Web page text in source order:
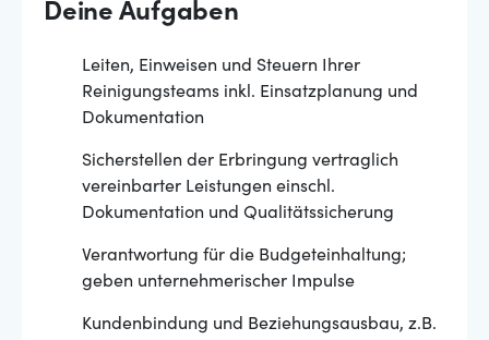
Deine Aufgaben
Leiten, Einweisen und Steuern Ihrer
Reinigungsteams inkl. Einsatzplanung und
Dokumentation
Sicherstellen der Erbringung vertraglich
vereinbarter Leistungen einschl.
Dokumentation und Qualitätssicherung
Verantwortung für die Budgeteinhaltung;
geben unternehmerischer Impulse
Kundenbindung und Beziehungsausbau, z.B.